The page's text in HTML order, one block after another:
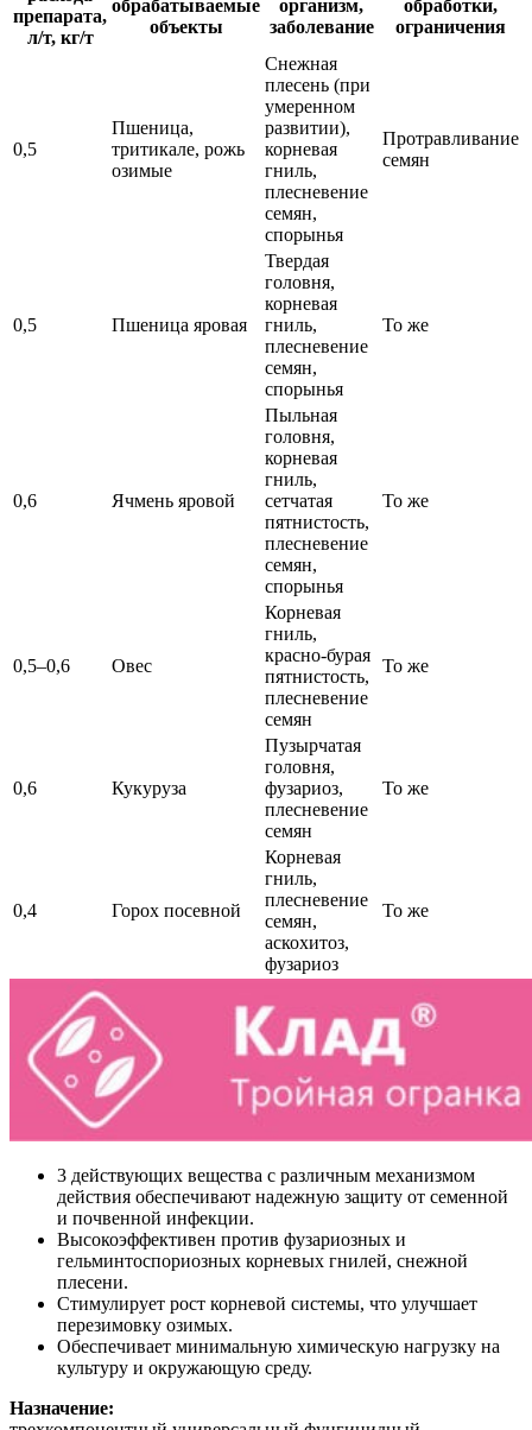
препарата,
л/т, кг/т
обрабатываемые
объекты
организм,
заболевание
обработки,
ограничения
0,5
Пшеница,
тритикале, рожь
озимые
Снежная
плесень (при
умеренном
развитии),
корневая
гниль,
плесневение
семян,
спорынья
Протравливание
семян
0,5 Пшеница яровая
Твердая
головня,
корневая
гниль,
плесневение
семян,
спорынья
То же
0,6 Ячмень яровой
Пыльная
головня,
корневая
гниль,
сетчатая
пятнистость,
плесневение
семян,
спорынья
То же
0,5–0,6 Овес
Корневая
гниль,
красно-бурая
пятнистость,
плесневение
семян
То же
0,6 Кукуруза
Пузырчатая
головня,
фузариоз,
плесневение
семян
То же
0,4 Горох посевной
Корневая
гниль,
плесневение
семян,
аскохитоз,
фузариоз
То же
3 действующих вещества с различным механизмом
действия обеспечивают надежную защиту от семенной
и почвенной инфекции.
Высокоэффективен против фузариозных и
гельминтоспориозных корневых гнилей, снежной
плесени.
Стимулирует рост корневой системы, что улучшает
перезимовку озимых.
Обеспечивает минимальную химическую нагрузку на
культуру и окружающую среду.
Назначение: